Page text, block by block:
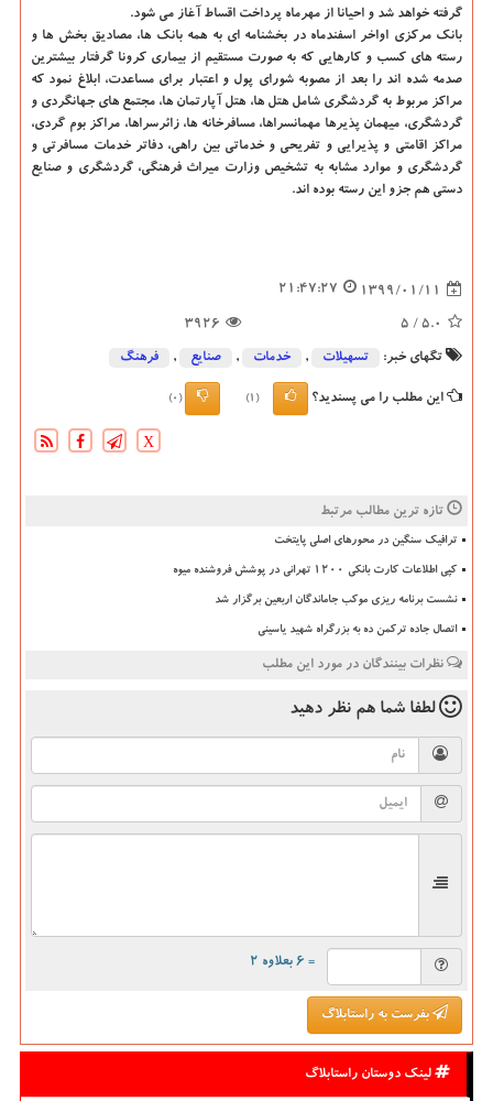
گرفته خواهد شد و احیانا از مهرماه پرداخت اقساط آغاز می شود.
بانك مركزی اواخر اسفندماه در بخشنامه ای به همه بانك ها، مصادیق بخش ها و
رسته های كسب و كارهایی كه به صورت مستقیم از بیماری كرونا گرفتار بیشترین
صدمه شده اند را بعد از مصوبه شورای پول و اعتبار برای مساعدت، ابلاغ نمود كه
مراكز مربوط به گردشگری شامل هتل ها، هتل آپارتمان ها، مجتمع های جهانگردی و
گردشگری، میهمان پذیرها مهمانسراها، مسافرخانه ها، زائرسراها، مراكز بوم گردی،
مراكز اقامتی و پذیرایی و تفریحی و خدماتی بین راهی، دفاتر خدمات مسافرتی و
گردشگری و موارد مشابه به تشخیص وزارت میراث فرهنگی، گردشگری و صنایع
دستی هم جزو این رسته بوده اند.
1399/01/11
21:47:27
5.0
/ 5
3926
تگهای خبر: تسهیلات , خدمات , صنایع , فرهنگ
این مطلب را می پسندید؟ (1)
(0)
X
تازه ترین مطالب مرتبط
ترافیک سنگین در محورهای اصلی پایتخت
کپی اطلاعات کارت بانکی ۱۲۰۰ تهرانی در پوشش فروشنده میوه
نشست برنامه ریزی موکب جاماندگان اربعین برگزار شد
اتصال جاده ترکمن ده به بزرگراه شهید یاسینی
نظرات بینندگان در مورد این مطلب
لطفا شما هم نظر دهید
= ۶ بعلاوه ۲
بفرست به راستابلاگ
لینک دوستان راستابلاگ